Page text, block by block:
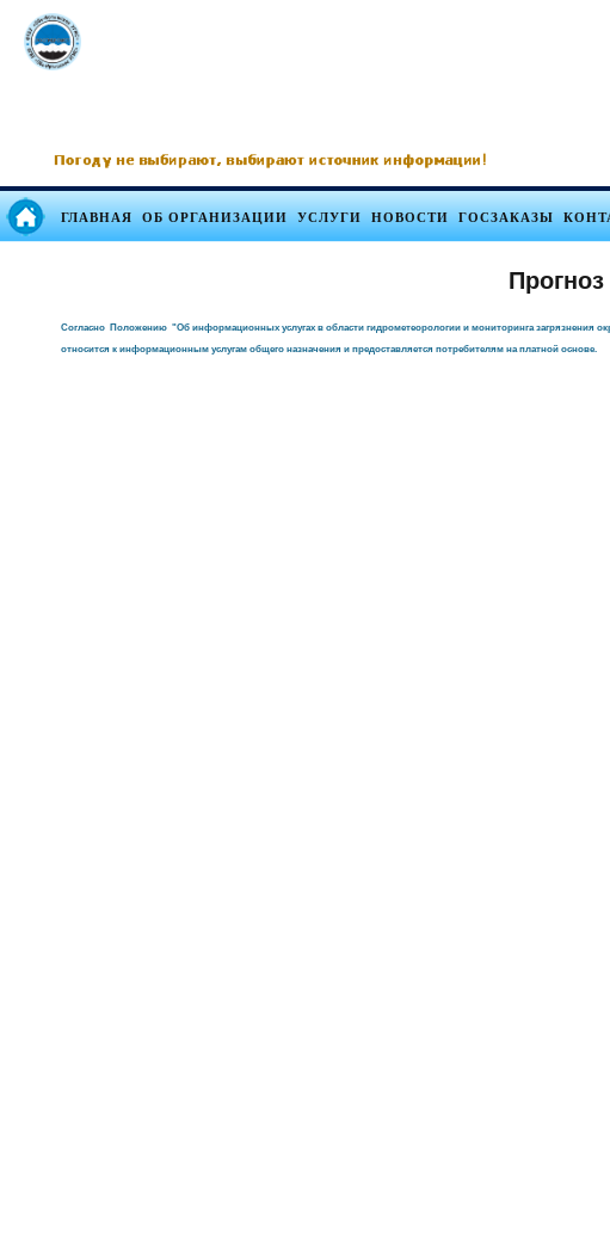
ГЛАВНАЯ ОБ ОРГАНИЗАЦИИ УСЛУГИ НОВОСТИ ГОСЗАКАЗЫ
Согласно Положению "Об информационных услугах в области гидрометеорологии и мониторинга загрязнения
относится к информационным услугам общего назначения и предоставляется потребителям на платной основе.